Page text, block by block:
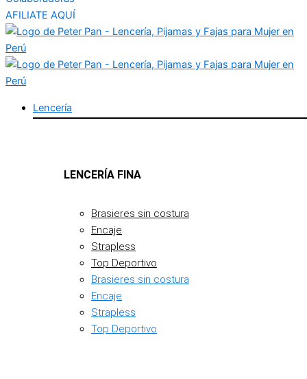
AFILIATE AQUÍ
Lencería
LENCERÍA FINA
Brasieres sin costura
Encaje
Strapless
Top Deportivo
Brasieres sin costura
Encaje
Strapless
Top Deportivo